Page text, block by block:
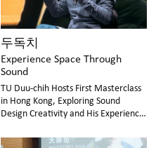
두독치
Experience Space Through
Sound
TU Duu-chih Hosts First Masterclass
in Hong Kong, Exploring Sound
Design Creativity and His Experience